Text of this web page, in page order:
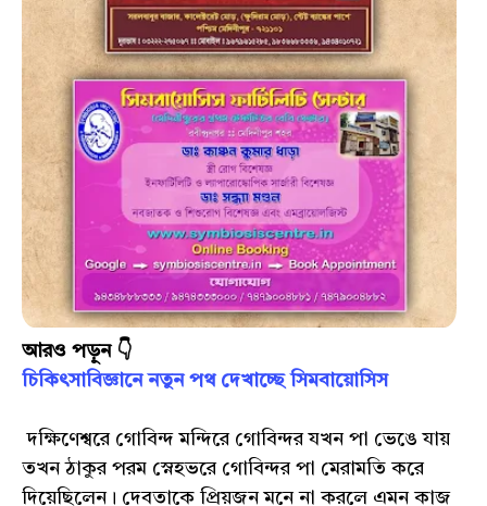
আরও পড়ুন 👇
চিকিৎসাবিজ্ঞানে নতুন পথ দেখাচ্ছে সিমবায়োসিস
দক্ষিণেশ্বরে গোবিন্দ মন্দিরে গোবিন্দর যখন পা ভেঙে যায়
তখন ঠাকুর পরম স্নেহভরে গোবিন্দর পা মেরামতি করে
দিয়েছিলেন। দেবতাকে প্রিয়জন মনে না করলে এমন কাজ